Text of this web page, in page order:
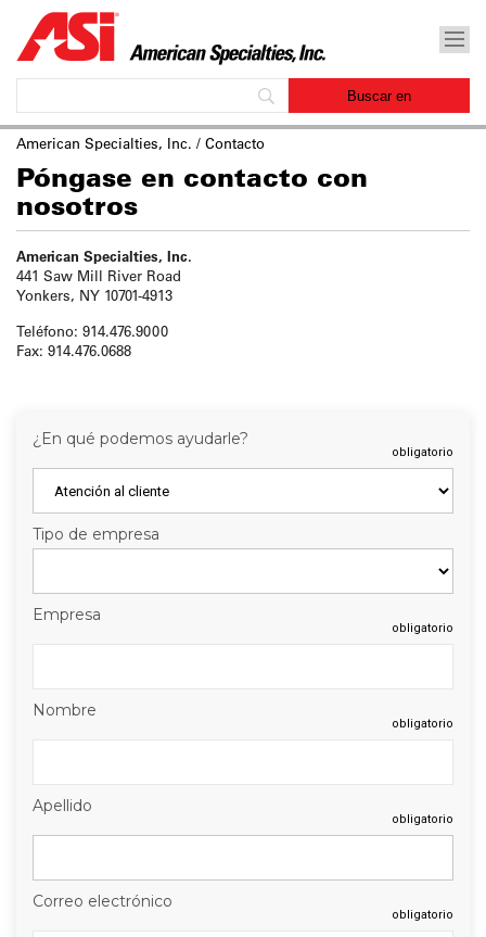
American Specialties, Inc. / Contacto
Póngase en contacto con
nosotros
American Specialties, Inc.
441 Saw Mill River Road
Yonkers, NY 10701-4913
Teléfono: 914.476.9000
Fax: 914.476.0688
¿En qué podemos ayudarle?
obligatorio
Tipo de empresa
Empresa
obligatorio
Nombre
obligatorio
Apellido
obligatorio
Correo electrónico
obligatorio